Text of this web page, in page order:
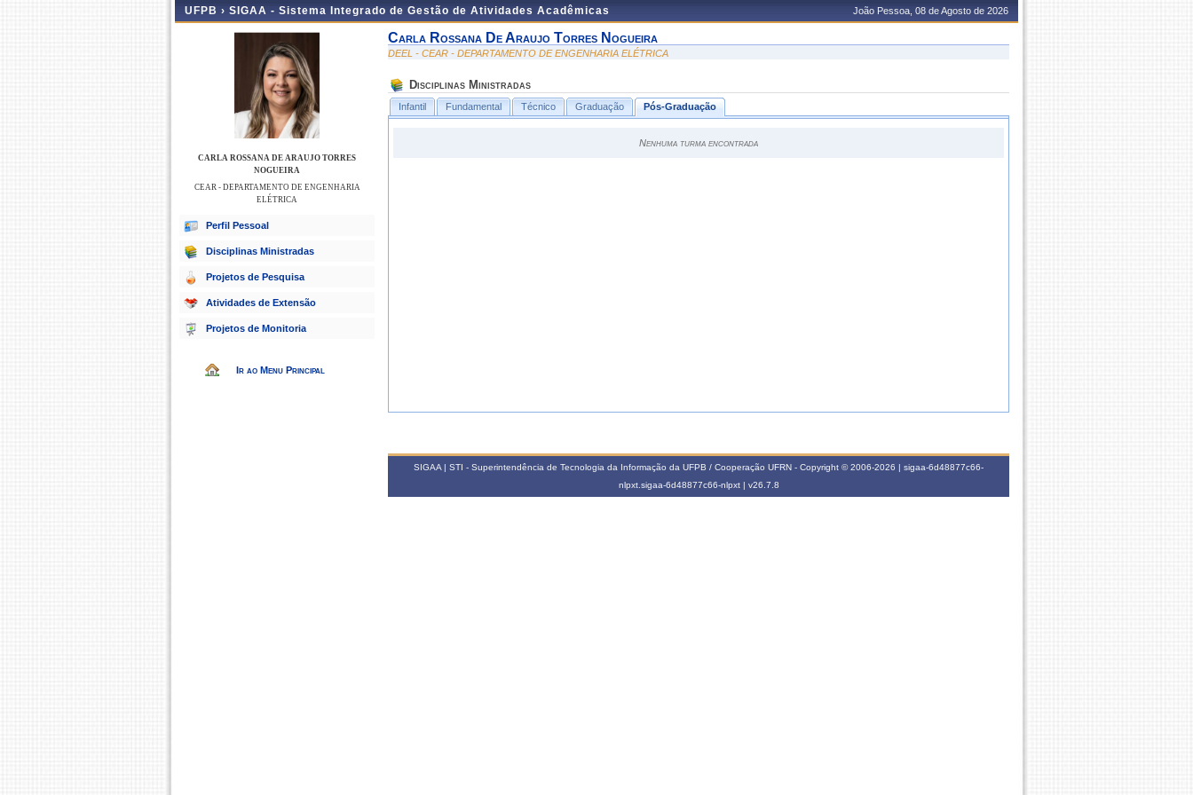
UFPB › SIGAA - Sistema Integrado de Gestão de Atividades Acadêmicas João Pessoa, 08 de Agosto de 2026
CARLA ROSSANA DE ARAUJO TORRES
NOGUEIRA
CEAR - DEPARTAMENTO DE ENGENHARIA
ELÉTRICA
Perfil Pessoal
Disciplinas Ministradas
Projetos de Pesquisa
Atividades de Extensão
Projetos de Monitoria
Ir ao Menu Principal
Carla Rossana De Araujo Torres Nogueira
DEEL - CEAR - DEPARTAMENTO DE ENGENHARIA ELÉTRICA
Disciplinas Ministradas
Infantil Fundamental Técnico Graduação Pós-Graduação
Nenhuma turma encontrada
SIGAA | STI - Superintendência de Tecnologia da Informação da UFPB / Cooperação UFRN - Copyright © 2006-2026 | sigaa-6d48877c66-
nlpxt.sigaa-6d48877c66-nlpxt | v26.7.8